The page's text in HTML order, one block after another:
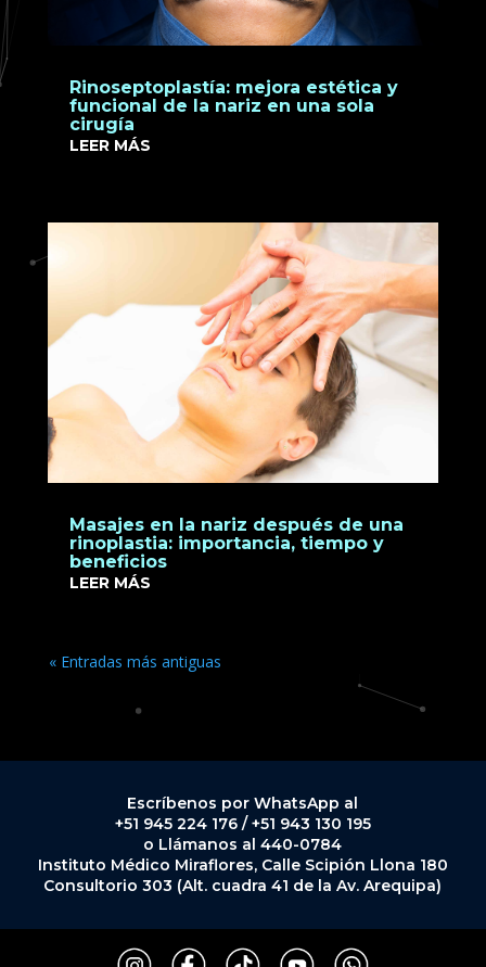
Rinoseptoplastía: mejora estética y
funcional de la nariz en una sola
cirugía
LEER MÁS
Masajes en la nariz después de una
rinoplastia: importancia, tiempo y
beneficios
LEER MÁS
« Entradas más antiguas
Escríbenos por WhatsApp al
+51 945 224 176 / +51 943 130 195
o Llámanos al 440-0784
Instituto Médico Miraflores, Calle Scipión Llona 180
Consultorio 303 (Alt. cuadra 41 de la Av. Arequipa)